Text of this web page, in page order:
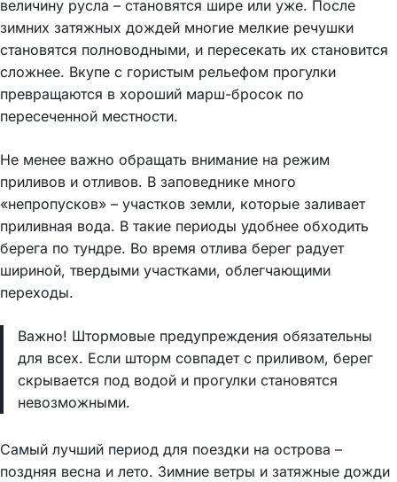
величину русла – становятся шире или уже. После
зимних затяжных дождей многие мелкие речушки
становятся полноводными, и пересекать их становится
сложнее. Вкупе с гористым рельефом прогулки
превращаются в хороший марш-бросок по
пересеченной местности.
Не менее важно обращать внимание на режим
приливов и отливов. В заповеднике много
«непропусков» – участков земли, которые заливает
приливная вода. В такие периоды удобнее обходить
берега по тундре. Во время отлива берег радует
шириной, твердыми участками, облегчающими
переходы.
Важно! Штормовые предупреждения обязательны
для всех. Если шторм совпадет с приливом, берег
скрывается под водой и прогулки становятся
невозможными.
Самый лучший период для поездки на острова –
поздняя весна и лето. Зимние ветры и затяжные дожди